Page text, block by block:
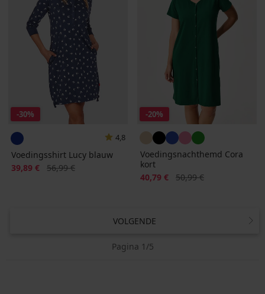
-30%
4,8
Voedingsshirt Lucy blauw
Korting
39,89 € Oorspronkelijke prijs
56,99 €
-20%
Voedingsnachthemd Cora
kort
Korting
40,79 € Oorspronkelijke prijs
50,99 €
VOLGENDE
Pagina 1/5